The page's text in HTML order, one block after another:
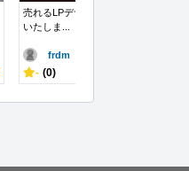
売れるLPデザイン制作
いたしま...
frdm
- (0)